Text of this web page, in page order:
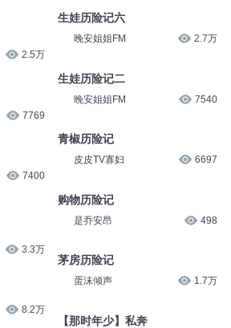
2.5万
7769
7400
3.3万
8.2万
生娃历险记六
晚安姐姐FM 2.7万
生娃历险记二
晚安姐姐FM 7540
青椒历险记
皮皮TV寡妇 6697
购物历险记
是乔安昂 498
茅房历险记
蛋沫倾声 1.7万
【那时年少】私奔